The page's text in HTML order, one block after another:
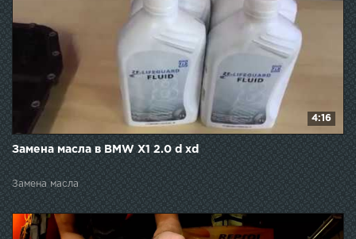
4:16
Замена масла в BMW X1 2.0 d xd
Замена масла